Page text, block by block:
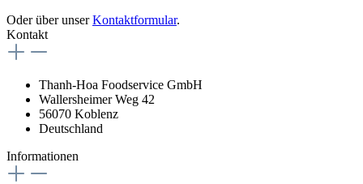
Oder über unserKontaktformular.
Kontakt
Thanh-Hoa Foodservice GmbH
Wallersheimer Weg 42
56070 Koblenz
Deutschland
Informationen